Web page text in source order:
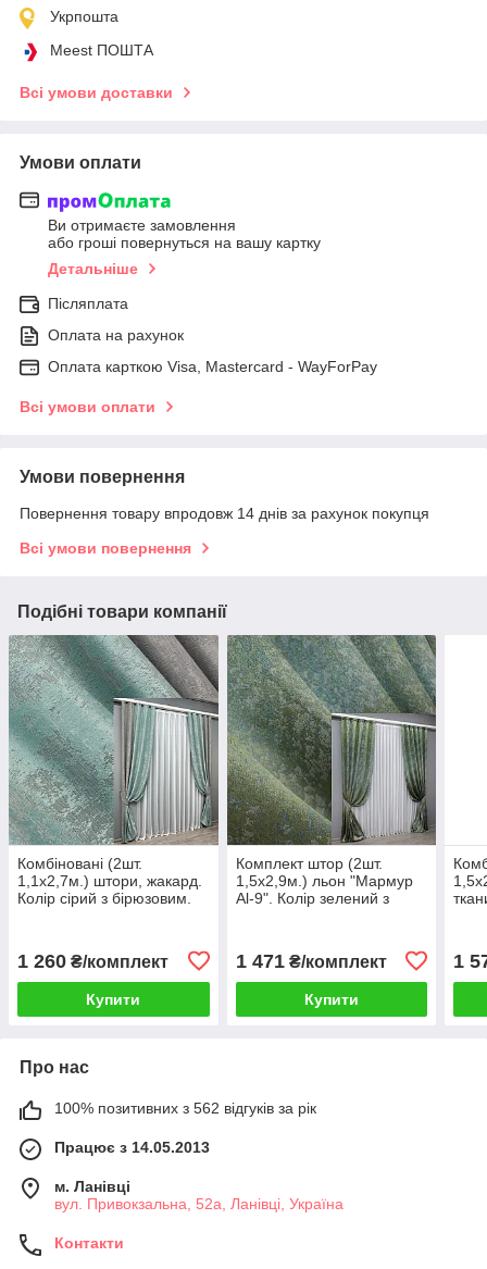
Укрпошта
Meest ПОШТА
Всі умови доставки
Умови оплати
Ви отримаєте замовлення
або гроші повернуться на вашу картку
Детальніше
Післяплата
Оплата на рахунок
Оплата карткою Visa, Mastercard - WayForPay
Всі умови оплати
Умови повернення
Повернення товару впродовж 14 днів за рахунок покупця
Всі умови повернення
Подібні товари компанії
Комбіновані (2шт.
1,1х2,7м.) штори, жакард.
Колір сірий з бірюзовим.
1 260 ₴/комплект
Купити
Комплект штор (2шт.
1,5х2,9м.) льон "Мармур
Al-9". Колір зелений з
1 471₴/комплект
Купити
1
Про нас
100% позитивних з 562 відгуків за рік
Працює з 14.05.2013
м. Ланівці
вул. Привокзальна, 52а, Ланівці, Україна
Контакти